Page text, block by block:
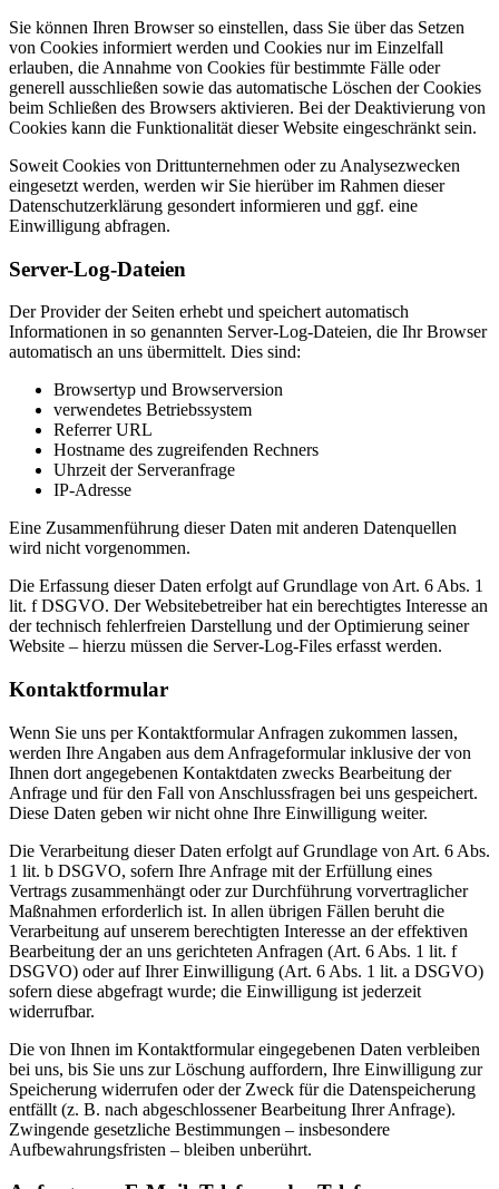
Sie können Ihren Browser so einstellen, dass Sie über das Setzen
von Cookies informiert werden und Cookies nur im Einzelfall
erlauben, die Annahme von Cookies für bestimmte Fälle oder
generell ausschließen sowie das automatische Löschen der Cookies
beim Schließen des Browsers aktivieren. Bei der Deaktivierung von
Cookies kann die Funktionalität dieser Website eingeschränkt sein.
Soweit Cookies von Drittunternehmen oder zu Analysezwecken
eingesetzt werden, werden wir Sie hierüber im Rahmen dieser
Datenschutzerklärung gesondert informieren und ggf. eine
Einwilligung abfragen.
Server-Log-Dateien
Der Provider der Seiten erhebt und speichert automatisch
Informationen in so genannten Server-Log-Dateien, die Ihr Browser
automatisch an uns übermittelt. Dies sind:
Browsertyp und Browserversion
verwendetes Betriebssystem
Referrer URL
Hostname des zugreifenden Rechners
Uhrzeit der Serveranfrage
IP-Adresse
Eine Zusammenführung dieser Daten mit anderen Datenquellen
wird nicht vorgenommen.
Die Erfassung dieser Daten erfolgt auf Grundlage von Art. 6 Abs. 1
lit. f DSGVO. Der Websitebetreiber hat ein berechtigtes Interesse an
der technisch fehlerfreien Darstellung und der Optimierung seiner
Website – hierzu müssen die Server-Log-Files erfasst werden.
Kontaktformular
Wenn Sie uns per Kontaktformular Anfragen zukommen lassen,
werden Ihre Angaben aus dem Anfrageformular inklusive der von
Ihnen dort angegebenen Kontaktdaten zwecks Bearbeitung der
Anfrage und für den Fall von Anschlussfragen bei uns gespeichert.
Diese Daten geben wir nicht ohne Ihre Einwilligung weiter.
Die Verarbeitung dieser Daten erfolgt auf Grundlage von Art. 6 Abs.
1 lit. b DSGVO, sofern Ihre Anfrage mit der Erfüllung eines
Vertrags zusammenhängt oder zur Durchführung vorvertraglicher
Maßnahmen erforderlich ist. In allen übrigen Fällen beruht die
Verarbeitung auf unserem berechtigten Interesse an der effektiven
Bearbeitung der an uns gerichteten Anfragen (Art. 6 Abs. 1 lit. f
DSGVO) oder auf Ihrer Einwilligung (Art. 6 Abs. 1 lit. a DSGVO)
sofern diese abgefragt wurde; die Einwilligung ist jederzeit
widerrufbar.
Die von Ihnen im Kontaktformular eingegebenen Daten verbleiben
bei uns, bis Sie uns zur Löschung auffordern, Ihre Einwilligung zur
Speicherung widerrufen oder der Zweck für die Datenspeicherung
entfällt (z. B. nach abgeschlossener Bearbeitung Ihrer Anfrage).
Zwingende gesetzliche Bestimmungen – insbesondere
Aufbewahrungsfristen – bleiben unberührt.